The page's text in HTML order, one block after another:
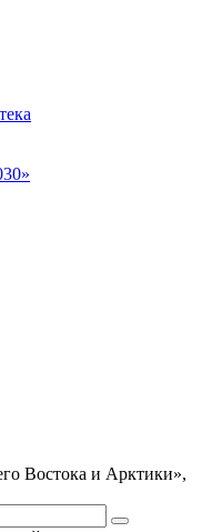
Востока и Арктики»,